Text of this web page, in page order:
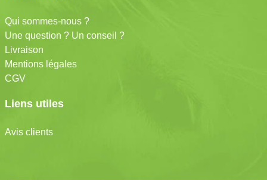
Qui sommes-nous ?
Une question ? Un conseil ?
Livraison
Mentions légales
CGV
Liens utiles
Avis clients